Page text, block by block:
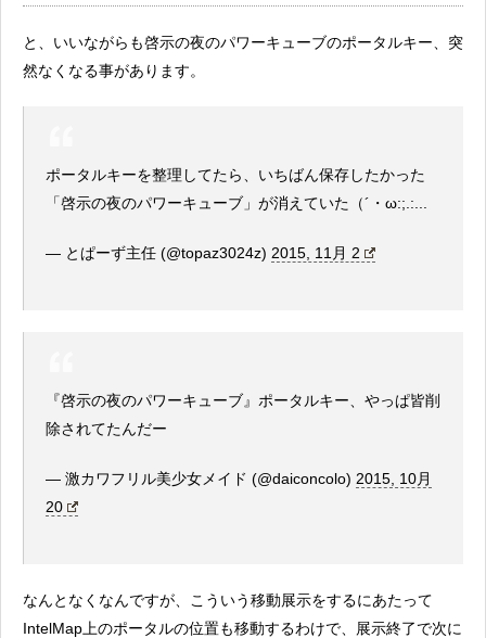
と、いいながらも啓示の夜のパワーキューブのポータルキー、突
然なくなる事があります。
ポータルキーを整理してたら、いちばん保存したかった
「啓示の夜のパワーキューブ」が消えていた（´・ω:;.:...
— とぱーず主任 (@topaz3024z) 2015, 11月 2
『啓示の夜のパワーキューブ』ポータルキー、やっぱ皆削
除されてたんだー
— 激カワフリル美少女メイド (@daiconcolo) 2015, 10月
20
なんとなくなんですが、こういう移動展示をするにあたって
IntelMap上のポータルの位置も移動するわけで、展示終了で次に